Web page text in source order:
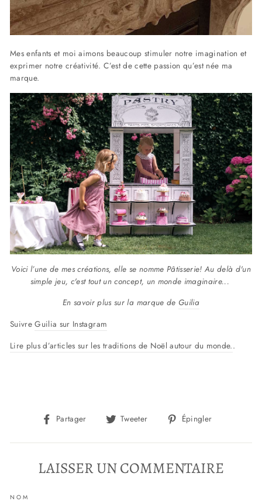
Mes enfants et moi aimons beaucoup stimuler notre imagination et
exprimer notre créativité. C’est de cette passion qu’est née ma
marque.
Voici l’une de mes créations, elle se nomme Pâtisserie! Au delà d'un
simple jeu, c'est tout un concept, un monde imaginaire...
En savoir plus sur la marque de Guilia
SuivreGuilia sur Instagram
Lire plus d’articles sur les traditions de Noël autour du monde..
Partager
Partager
Facebook
Tweeter
Tweeter
Twitter
Épingler
Pinterest
LAISSER UN COMMENTAIRE
NOM